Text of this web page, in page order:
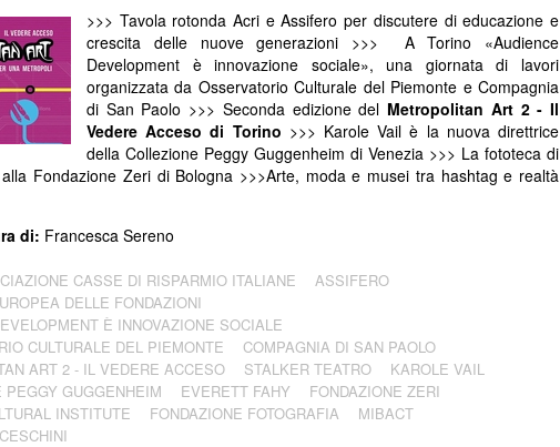
>>> Tavola rotonda Acri e Assifero per discutere di educazione e
crescita delle nuove generazioni >>> A Torino «Audience
Development è innovazione sociale», una giornata di lavori
organizzata da Osservatorio Culturale del Piemonte e Compagnia
di San Paolo >>> Seconda edizione del Metropolitan Art 2 - Il
Vedere Acceso di Torino >>> Karole Vail è la nuova direttrice
della Collezione Peggy Guggenheim di Venezia >>> La fototeca di
Fondazione Zeri di Bologna >>>Arte, moda e musei tra hashtag e realtà
di: Francesca Sereno
CASSE DI RISPARMIO ITALIANE
ASSIFERO
DELLE FONDAZIONI
È INNOVAZIONE SOCIALE
CULTURALE DEL PIEMONTE
COMPAGNIA DI SAN PAOLO
ART 2 - IL VEDERE ACCESO
STALKER TEATRO
KAROLE VAIL
PEGGY GUGGENHEIM
EVERETT FAHY
FONDAZIONE ZERI
INSTITUTE
FONDAZIONE FOTOGRAFIA
MIBACT